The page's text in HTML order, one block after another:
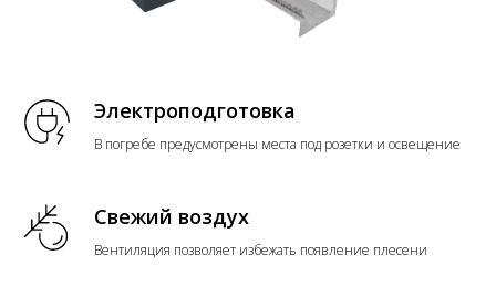
Электроподготовка
В погребе предусмотрены места под розетки и освещение
Свежий воздух
Вентиляция позволяет избежать появление плесени